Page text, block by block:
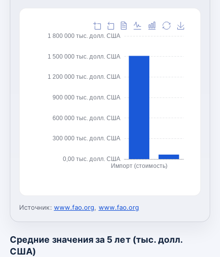
0,00 тыс. долл. США
300 000 тыс. долл. США
600 000 тыс. долл. США
900 000 тыс. долл. США
1 200 000 тыс. долл. США
1 500 000 тыс. долл. США
1 800 000 тыс. долл. США
Импорт (стоимость)
Источник: www.fao.org, www.fao.org
Средние значения за 5 лет (тыс. долл.
США)